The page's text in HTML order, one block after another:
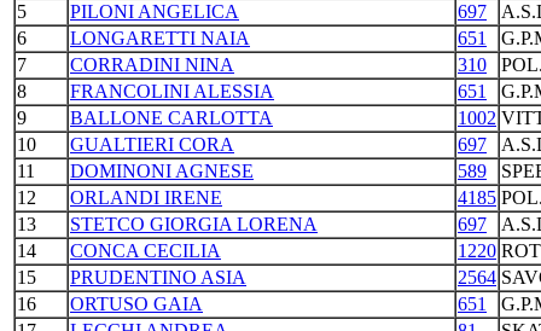
5
PILONI ANGELICA 697
6
LONGARETTI NAIA 651
7
CORRADINI NINA 310
8
FRANCOLINI ALESSIA 651
9
BALLONE CARLOTTA 1002
10
GUALTIERI CORA 697
11
DOMINONI AGNESE 589
12
ORLANDI IRENE 4185
13
STETCO GIORGIA LORENA 697
14
CONCA CECILIA 1220
15
PRUDENTINO ASIA 2564
16
ORTUSO GAIA 651